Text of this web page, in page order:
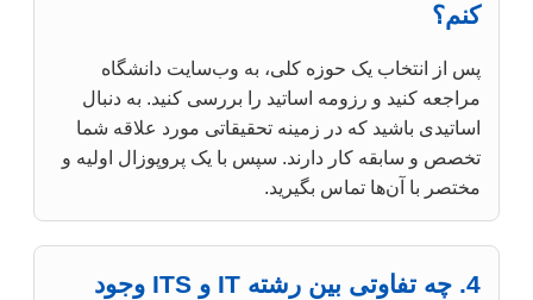
کنم؟
پس از انتخاب یک حوزه کلی، به وب‌سایت دانشگاه
مراجعه کنید و رزومه اساتید را بررسی کنید. به دنبال
اساتیدی باشید که در زمینه تحقیقاتی مورد علاقه شما
تخصص و سابقه کار دارند. سپس با یک پروپوزال اولیه و
مختصر با آن‌ها تماس بگیرید.
4. چه تفاوتی بین رشته IT و ITS وجود